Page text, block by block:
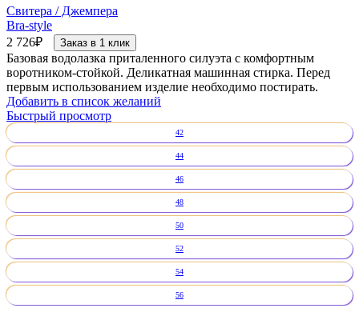
Свитера / Джемпера
Bra-style
2 726₽ Заказ в 1 клик
Базовая водолазка приталенного силуэта с комфортным
воротником-стойкой. Деликатная машинная стирка. Перед
первым использованием изделие необходимо постирать.
Добавить в список желаний
Быстрый просмотр
42
44
46
48
50
52
54
56